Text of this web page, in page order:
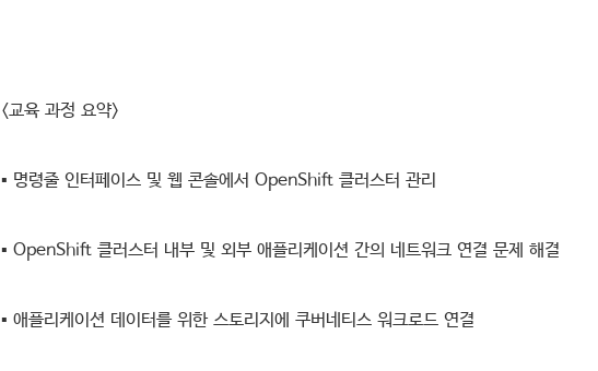
<교육 과정 요약>
▪ 명령줄 인터페이스 및 웹 콘솔에서 OpenShift 클러스터 관리
▪ OpenShift 클러스터 내부 및 외부 애플리케이션 간의 네트워크 연결 문제 해결
▪ 애플리케이션 데이터를 위한 스토리지에 쿠버네티스 워크로드 연결